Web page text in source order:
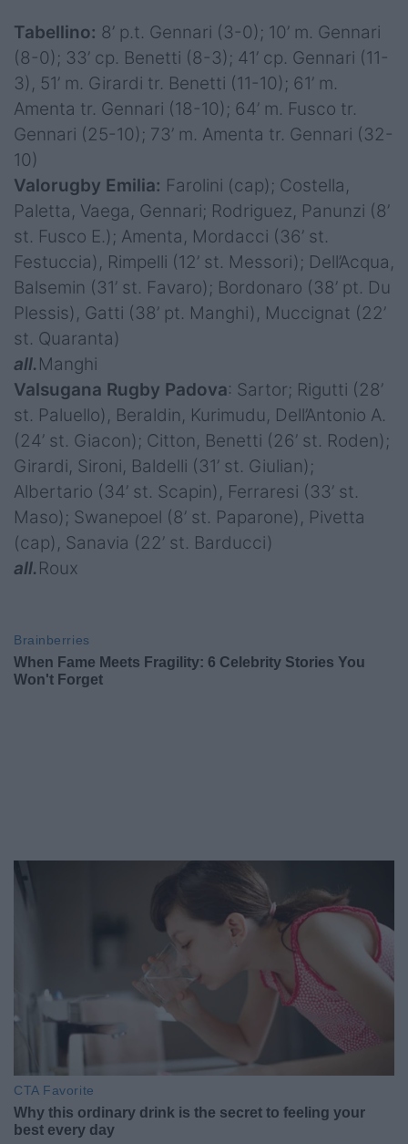
Tabellino: 8’ p.t. Gennari (3-0); 10’ m. Gennari
(8-0); 33’ cp. Benetti (8-3); 41’ cp. Gennari (11-
3), 51’ m. Girardi tr. Benetti (11-10); 61’ m.
Amenta tr. Gennari (18-10); 64’ m. Fusco tr.
Gennari (25-10); 73’ m. Amenta tr. Gennari (32-
10)
Valorugby Emilia: Farolini (cap); Costella,
Paletta, Vaega, Gennari; Rodriguez, Panunzi (8’
st. Fusco E.); Amenta, Mordacci (36’ st.
Festuccia), Rimpelli (12’ st. Messori); Dell’Acqua,
Balsemin (31’ st. Favaro); Bordonaro (38’ pt. Du
Plessis), Gatti (38’ pt. Manghi), Muccignat (22’
st. Quaranta)
all. Manghi
Valsugana Rugby Padova: Sartor; Rigutti (28’
st. Paluello), Beraldin, Kurimudu, Dell’Antonio A.
(24’ st. Giacon); Citton, Benetti (26’ st. Roden);
Girardi, Sironi, Baldelli (31’ st. Giulian);
Albertario (34’ st. Scapin), Ferraresi (33’ st.
Maso); Swanepoel (8’ st. Paparone), Pivetta
(cap), Sanavia (22’ st. Barducci)
all. Roux